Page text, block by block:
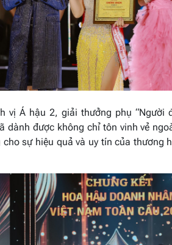
vị Á hậu 2, giải thưởng phụ “Người
dành được không chỉ tôn vinh vẻ
sự hiệu quả và uy tín của thương